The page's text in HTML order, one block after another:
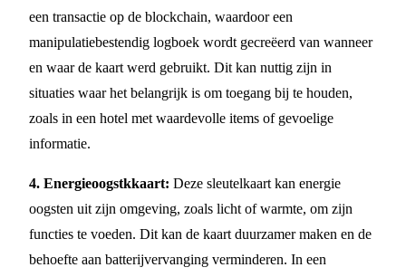
een transactie op de blockchain, waardoor een
manipulatiebestendig logboek wordt gecreëerd van wanneer
en waar de kaart werd gebruikt. Dit kan nuttig zijn in
situaties waar het belangrijk is om toegang bij te houden,
zoals in een hotel met waardevolle items of gevoelige
informatie.
4. Energieoogstkkaart: Deze sleutelkaart kan energie
oogsten uit zijn omgeving, zoals licht of warmte, om zijn
functies te voeden. Dit kan de kaart duurzamer maken en de
behoefte aan batterijvervanging verminderen. In een